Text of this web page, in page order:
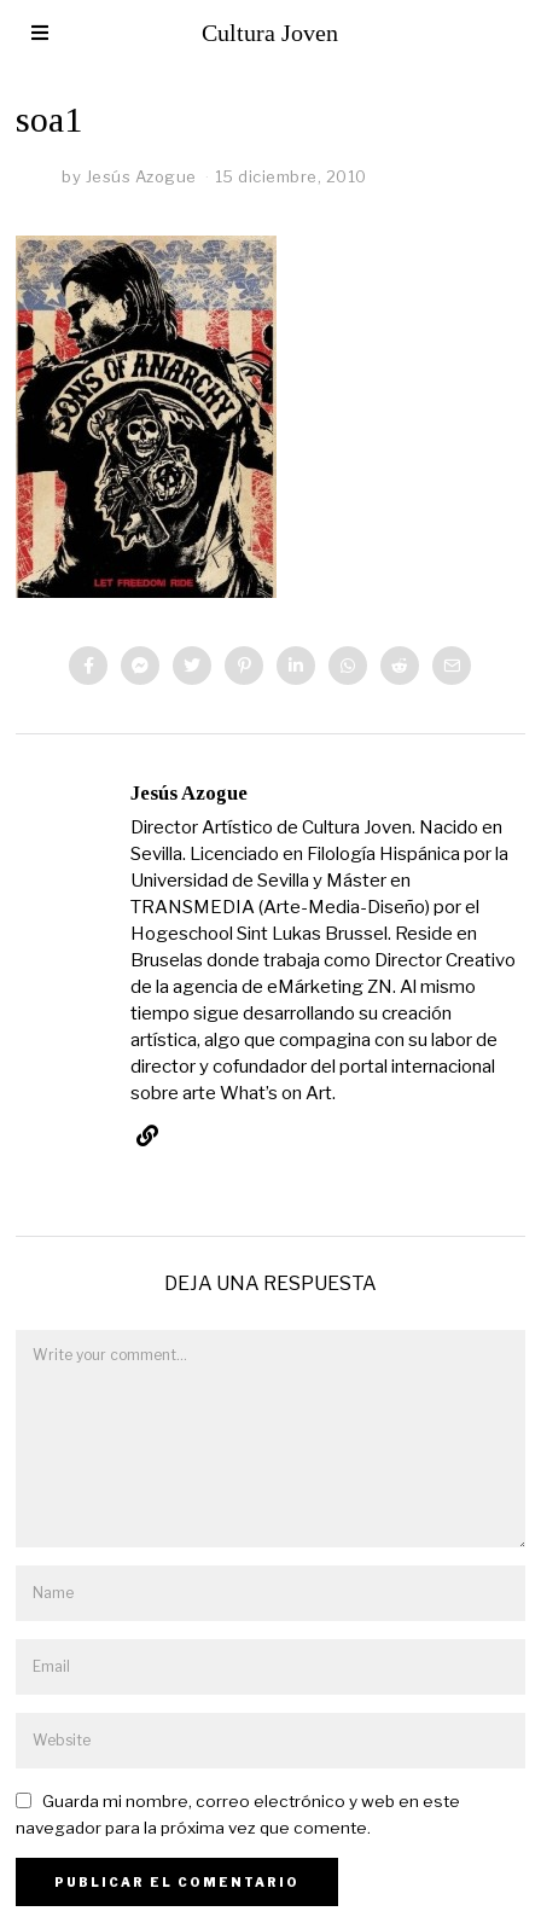
Cultura Joven
soa1
by Jesús Azogue 15 diciembre, 2010
Jesús Azogue
Director Artístico de Cultura Joven. Nacido en
Sevilla. Licenciado en Filología Hispánica por la
Universidad de Sevilla y Máster en
TRANSMEDIA (Arte-Media-Diseño) por el
Hogeschool Sint Lukas Brussel. Reside en
Bruselas donde trabaja como Director Creativo
de la agencia de eMárketing ZN. Al mismo
tiempo sigue desarrollando su creación
artística, algo que compagina con su labor de
director y cofundador del portal internacional
sobre arte What’s on Art.
DEJA UNA RESPUESTA
Guarda mi nombre, correo electrónico y web en este
navegador para la próxima vez que comente.